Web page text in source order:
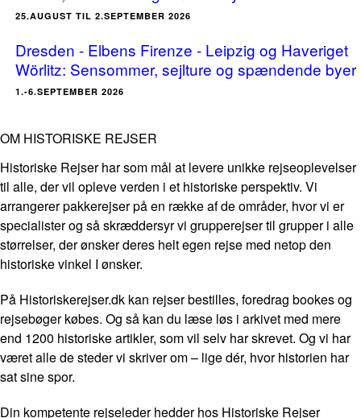
25.AUGUST TIL 2.SEPTEMBER 2026
Dresden - Elbens Firenze - Leipzig og Haveriget
Wörlitz: Sensommer, sejlture og spændende byer
1.-6.SEPTEMBER 2026
OM HISTORISKE REJSER
Historiske Rejser har som mål at levere unikke rejseoplevelser
til alle, der vil opleve verden i et historiske perspektiv. Vi
arrangerer pakkerejser på en række af de områder, hvor vi er
specialister og så skræddersyr vi grupperejser til grupper i alle
størrelser, der ønsker deres helt egen rejse med netop den
historiske vinkel I ønsker.
På Historiskerejser.dk kan rejser bestilles, foredrag bookes og
rejsebøger købes. Og så kan du læse løs i arkivet med mere
end 1200 historiske artikler, som vil selv har skrevet. Og vi har
været alle de steder vi skriver om – lige dér, hvor historien har
sat sine spor.
Din kompetente rejseleder hedder hos Historiske Rejser